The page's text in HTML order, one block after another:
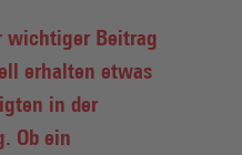
wichtiger Beitrag
erhalten etwas
in der
Ob ein